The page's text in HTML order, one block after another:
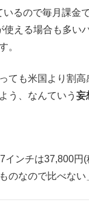
るので毎月課金
える場合も多い
。
ても米国より割
う、なんていう 妄
ンチは37,800円
のなので比べない